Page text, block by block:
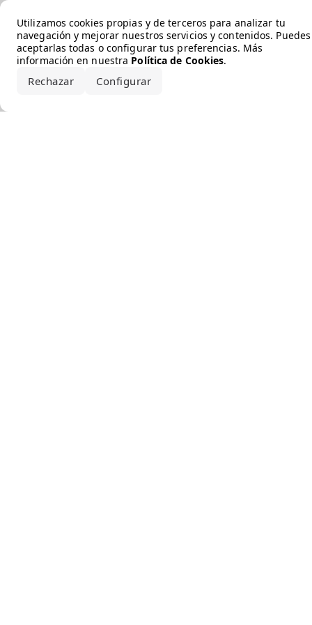
Utilizamos cookies propias y de terceros para analizar tu
navegación y mejorar nuestros servicios y contenidos. Puedes
aceptarlas todas o configurar tus preferencias. Más
información en nuestra Política de Cookies.
Rechazar Configurar
Error loading the brand